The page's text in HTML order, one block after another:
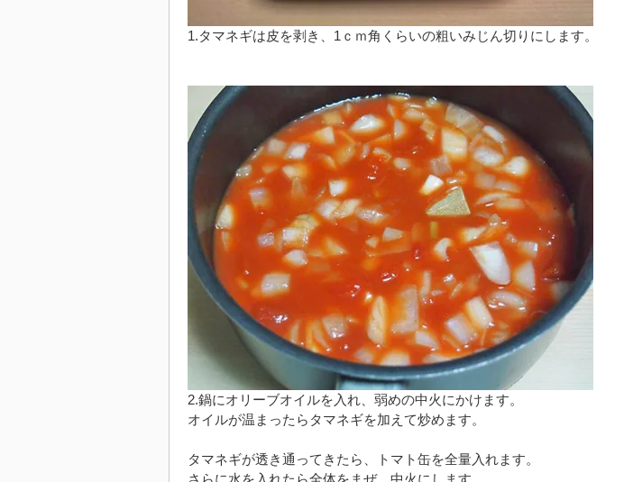
1.タマネギは皮を剥き、1ｃｍ角くらいの粗いみじん切りにします。
2.鍋にオリーブオイルを入れ、弱めの中火にかけます。
オイルが温まったらタマネギを加えて炒めます。
タマネギが透き通ってきたら、トマト缶を全量入れます。
さらに水を入れたら全体をまぜ、中火にします。